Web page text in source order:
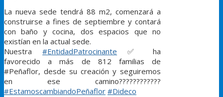
La nueva sede tendrá 88 m2, comenzará a
construirse a fines de septiembre y contará
con baño y cocina, dos espacios que no
existían en la actual sede.
Nuestra#EntidadPatrocinante ✅
ha
favorecido a más de 812 familias de
#Peñaflor, desde su creación y seguiremos
en ese camino????????????
#EstamoscambiandoPeñaflor #Dideco